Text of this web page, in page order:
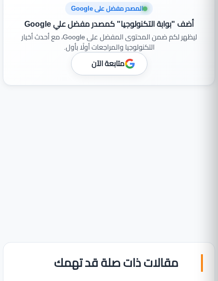
المصدر مفضل على Google
أضف "بوابة التكنولوجيا" كمصدر مفضل علي Google
ليظهر لكم ضمن المحتوى المفضل على Google، مع أحدث أخبار
التكنولوجيا والمراجعات أولًا بأول.
متابعة الآن
مقالات ذات صلة قد تهمك